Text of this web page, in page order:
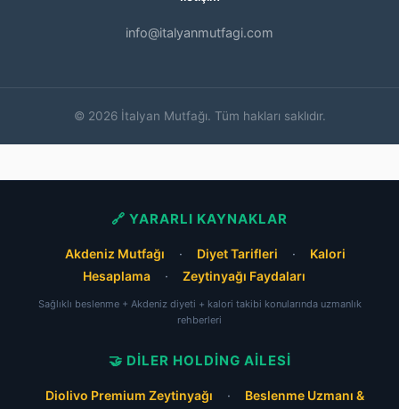
info@italyanmutfagi.com
© 2026 İtalyan Mutfağı. Tüm hakları saklıdır.
🔗 YARARLI KAYNAKLAR
Akdeniz Mutfağı · Diyet Tarifleri ·
Kalori
Hesaplama
· Zeytinyağı Faydaları
Sağlıklı beslenme + Akdeniz diyeti + kalori takibi konularında uzmanlık
rehberleri
🤝 DILER HOLDING AILESI
Diolivo Premium Zeytinyağı ·
Beslenme Uzmanı &